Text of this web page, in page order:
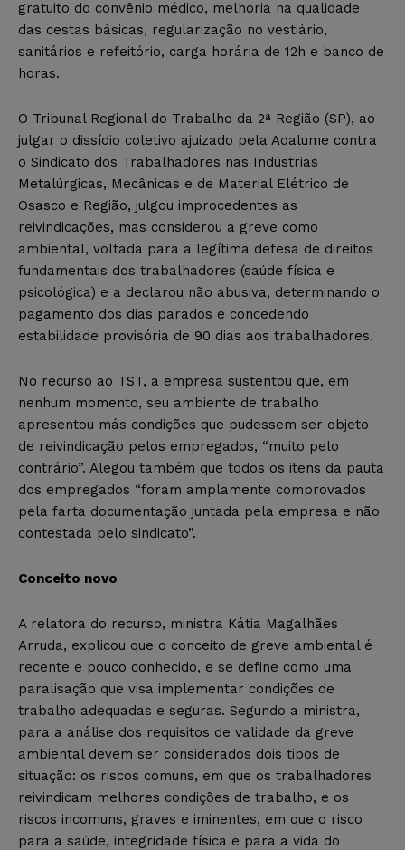
gratuito do convênio médico, melhoria na qualidade
das cestas básicas, regularização no vestiário,
sanitários e refeitório, carga horária de 12h e banco de
horas.
O Tribunal Regional do Trabalho da 2ª Região (SP), ao
julgar o dissídio coletivo ajuizado pela Adalume contra
o Sindicato dos Trabalhadores nas Indústrias
Metalúrgicas, Mecânicas e de Material Elétrico de
Osasco e Região, julgou improcedentes as
reivindicações, mas considerou a greve como
ambiental, voltada para a legítima defesa de direitos
fundamentais dos trabalhadores (saúde física e
psicológica) e a declarou não abusiva, determinando o
pagamento dos dias parados e concedendo
estabilidade provisória de 90 dias aos trabalhadores.
No recurso ao TST, a empresa sustentou que, em
nenhum momento, seu ambiente de trabalho
apresentou más condições que pudessem ser objeto
de reivindicação pelos empregados, “muito pelo
contrário”. Alegou também que todos os itens da pauta
dos empregados “foram amplamente comprovados
pela farta documentação juntada pela empresa e não
contestada pelo sindicato”.
Conceito novo
A relatora do recurso, ministra Kátia Magalhães
Arruda, explicou que o conceito de greve ambiental é
recente e pouco conhecido, e se define como uma
paralisação que visa implementar condições de
trabalho adequadas e seguras. Segundo a ministra,
para a análise dos requisitos de validade da greve
ambiental devem ser considerados dois tipos de
situação: os riscos comuns, em que os trabalhadores
reivindicam melhores condições de trabalho, e os
riscos incomuns, graves e iminentes, em que o risco
para a saúde, integridade física e para a vida do